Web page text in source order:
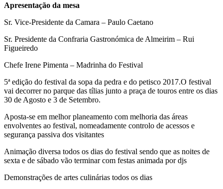
Apresentação da mesa
Sr. Vice-Presidente da Camara – Paulo Caetano
Sr. Presidente da Confraria Gastronómica de Almeirim – Rui
Figueiredo
Chefe Irene Pimenta – Madrinha do Festival
5ª edição do festival da sopa da pedra e do petisco 2017.O festival
vai decorrer no parque das tílias junto a praça de touros entre os dias
30 de Agosto e 3 de Setembro.
Aposta-se em melhor planeamento com melhoria das áreas
envolventes ao festival, nomeadamente controlo de acessos e
segurança passiva dos visitantes
Animação diversa todos os dias do festival sendo que as noites de
sexta e de sábado vão terminar com festas animada por djs
Demonstrações de artes culinárias todos os dias